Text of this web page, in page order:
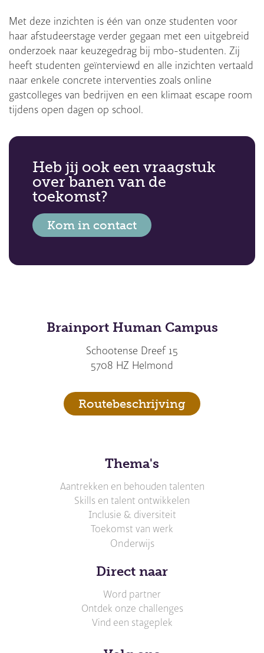
Met deze inzichten is één van onze studenten voor
haar afstudeerstage verder gegaan met een uitgebreid
onderzoek naar keuzegedrag bij mbo-studenten. Zij
heeft studenten geïnterviewd en alle inzichten vertaald
naar enkele concrete interventies zoals online
gastcolleges van bedrijven en een klimaat escape room
tijdens open dagen op school.
Heb jij ook een vraagstuk
over banen van de
toekomst?
Kom in contact
Brainport Human Campus
Schootense Dreef 15
5708 HZ Helmond
Routebeschrijving
Thema's
Aantrekken en behouden talenten
Skills en talent ontwikkelen
Inclusie & diversiteit
Toekomst van werk
Onderwijs
Direct naar
Word partner
Ontdek onze challenges
Vind een stageplek